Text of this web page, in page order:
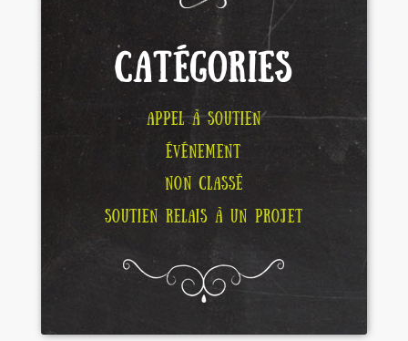
CATÉGORIES
APPEL À SOUTIEN
ÉVÉNEMENT
NON CLASSÉ
SOUTIEN RELAIS À UN PROJET